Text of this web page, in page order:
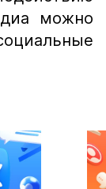
можно